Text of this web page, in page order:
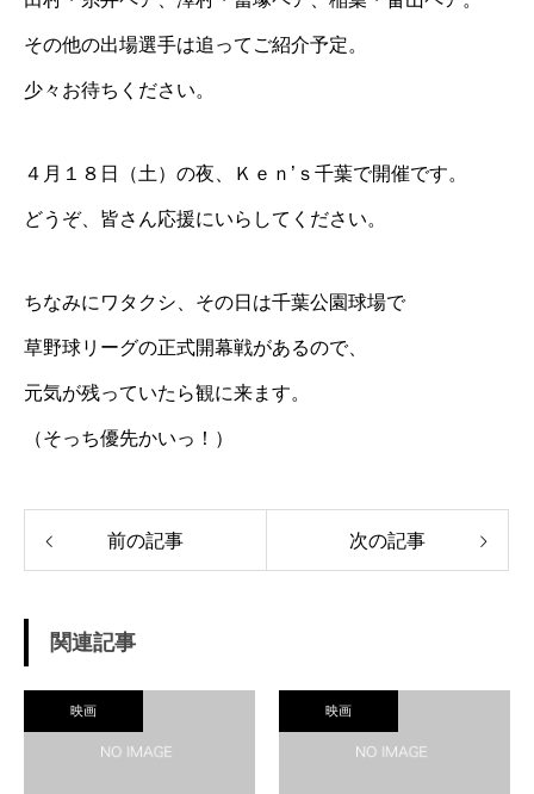
その他の出場選手は追ってご紹介予定。
少々お待ちください。
４月１８日（土）の夜、 Ｋｅｎ’ｓ千葉で開催です。
どうぞ、皆さん応援にいらしてください。
ちなみにワタクシ、その日は千葉公園球場で
草野球リーグの正式開幕戦があるので、
元気が残っていたら観に来ます。
（そっち優先かいっ！）
前の記事 次の記事
関連記事
映画 映画